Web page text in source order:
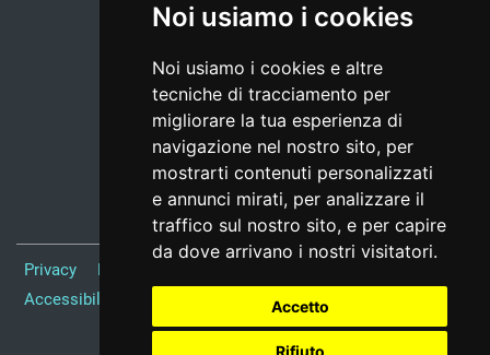
Noi usiamo i cookies
Noi usiamo i cookies e altre
tecniche di tracciamento per
migliorare la tua esperienza di
navigazione nel nostro sito, per
mostrarti contenuti personalizzati
e annunci mirati, per analizzare il
traffico sul nostro sito, e per capire
da dove arrivano i nostri visitatori.
Accetto
Rifiuto
Privacy
Accessibilità